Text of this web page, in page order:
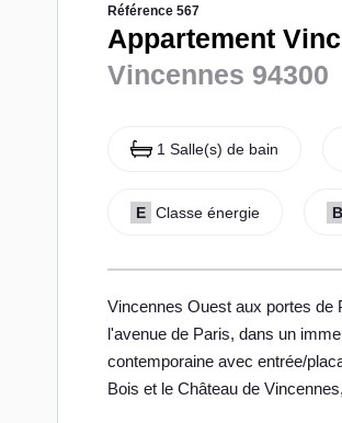
Référence 567
Appartement
Vincennes 94300
1 Salle(s) de bain
E Classe énergie B
Vincennes Ouest aux portes de
l'avenue de Paris, dans un
contemporaine avec entrée/
Bois et le Château de